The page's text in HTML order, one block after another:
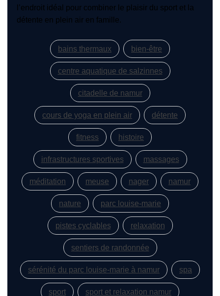
l’endroit idéal pour combiner le plaisir du sport et la
détente en plein air en famille.
bains thermaux bien-être
centre aquatique de salzinnes
citadelle de namur
cours de yoga en plein air détente
fitness histoire
infrastructures sportives massages
méditation meuse nager namur
nature parc louise-marie
pistes cyclables relaxation
sentiers de randonnée
sérénité du parc louise-marie à namur spa
sport sport et relaxation namur